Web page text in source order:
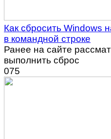
Как сбросить Windows
в командной строке
Ранее на сайте
выполнить сброс
075